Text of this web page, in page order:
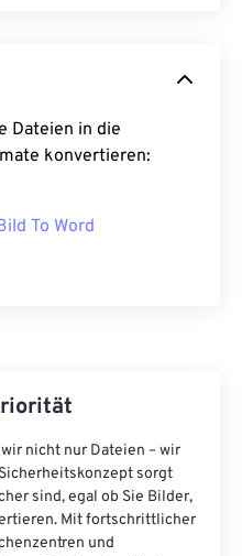
Dateien in die
konvertieren:
To Word
nicht nur Dateien – wir
sorgt
sind, egal ob Sie Bilder,
Mit fortschrittlicher
und